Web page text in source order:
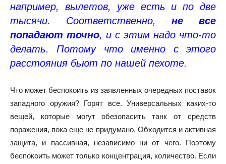
например, вылетов, уже есть и по две
тысячи. Соответственно, не все
попадают точно, и с этим надо что-то
делать. Потому что именно с этого
расстояния бьют по нашей пехоте.
Что может беспокоить из заявленных очередных поставок
западного оружия? Горят все. Универсальных каких-то
вещей, которые могут обезопасить танк от средств
поражения, пока еще не придумано. Обходится и активная
защита, и пассивная, независимо ни от чего. Поэтому
беспокоить может только концентрация, количество. Если